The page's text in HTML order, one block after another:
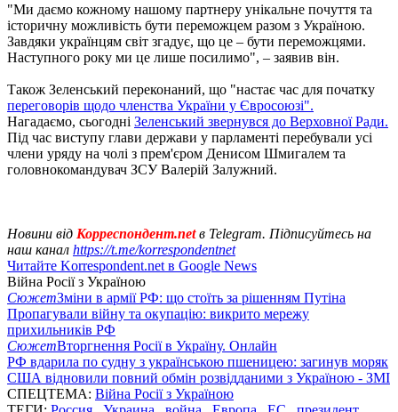
"Ми даємо кожному нашому партнеру унікальне почуття та
історичну можливість бути переможцем разом з Україною.
Завдяки українцям світ згадує, що це – бути переможцями.
Наступного року ми це лише посилимо", – заявив він.
Також Зеленський переконаний, що "настає час для початку
переговорів щодо членства України у Євросоюзі".
Нагадаємо, сьогодні Зеленський звернувся до Верховної Ради.
Під час виступу глави держави у парламенті перебували усі
члени уряду на чолі з прем'єром Денисом Шмигалем та
головнокомандувач ЗСУ Валерій Залужний.
Новини від Корреспондент.netв Telegram. Підписуйтесь на
наш канал https://t.me/korrespondentnet
Читайте Korrespondent.net в Google News
Війна Росії з Україною
СюжетЗміни в армії РФ: що стоїть за рішенням Путіна
Пропагували війну та окупацію: викрито мережу
прихильників РФ
СюжетВторгнення Росії в Україну. Онлайн
РФ вдарила по судну з українською пшеницею: загинув моряк
США відновили повний обмін розвідданими з Україною - ЗМІ
СПЕЦТЕМА: Війна Росії з Україною